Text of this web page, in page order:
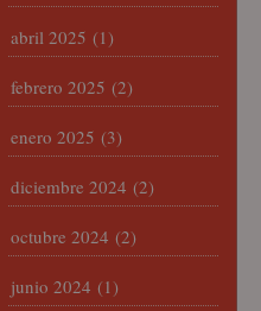
abril 2025 (1)
febrero 2025 (2)
enero 2025 (3)
diciembre 2024 (2)
octubre 2024 (2)
junio 2024 (1)